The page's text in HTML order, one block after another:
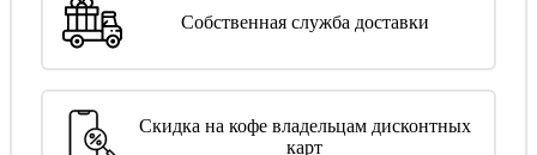
Собственная служба доставки
Скидка на кофе владельцам дисконтных
карт